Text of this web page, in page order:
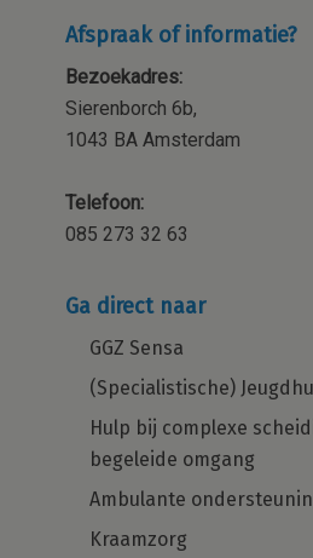
Afspraak of informatie?
Bezoekadres:
Sierenborch 6b,
1043 BA Amsterdam
Telefoon:
085 273 32 63
Ga direct naar
GGZ Sensa
(Specialistische)
Hulp bij complexe
begeleide omgang
Ambulante
Kraamzorg